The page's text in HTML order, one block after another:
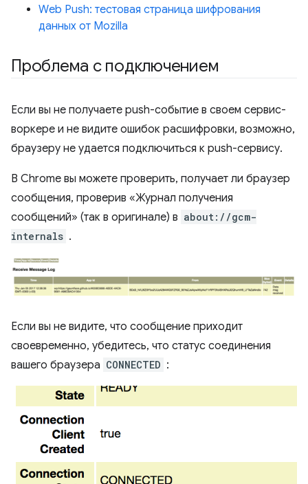
Web Push: тестовая страница шифрования
данных от Mozilla
Проблема с подключением
Если вы не получаете push-событие в своем сервис-
воркере и не видите ошибок расшифровки, возможно,
браузеру не удается подключиться к push-сервису.
В Chrome вы можете проверить, получает ли браузер
сообщения, проверив «Журнал получения
сообщений» (так в оригинале) в about://gcm-
internals .
Если вы не видите, что сообщение приходит
своевременно, убедитесь, что статус соединения
вашего браузера CONNECTED :